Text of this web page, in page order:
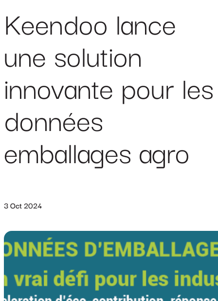
Keendoo lance
une solution
innovante pour les
données
emballages agro
3 Oct 2024